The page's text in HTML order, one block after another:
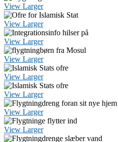
View Larger
View Larger
View Larger
View Larger
View Larger
View Larger
View Larger
View Larger